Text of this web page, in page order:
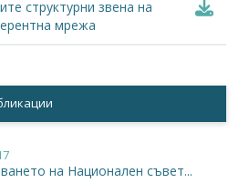
структурни звена на
мрежа
на Национален съвет...